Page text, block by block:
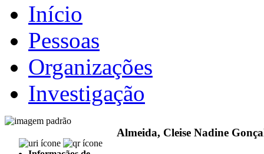
Início
Pessoas
Organizações
Investigação
Almeida, Cleise Nadine